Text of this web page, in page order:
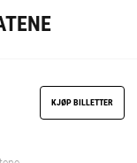
KJØP BILLETTER